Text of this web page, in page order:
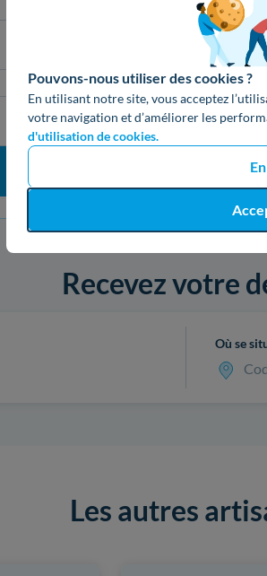
Pouvons-nous utiliser des cookies ?
En utilisant notre site, vous acceptez
votre navigation et d’améliorer les
d'utilisation de cookies.
Recevez votre
Où se
Les autres